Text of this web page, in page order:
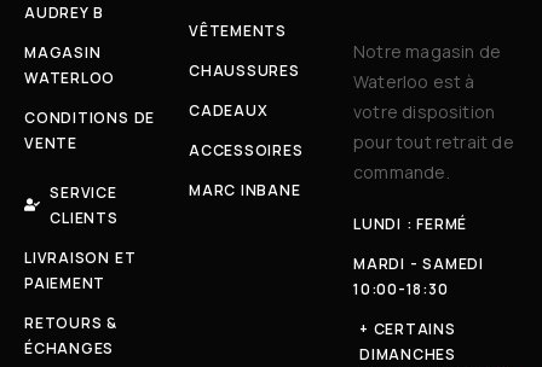
AUDREY B
MAGASIN
WATERLOO
CONDITIONS DE
VENTE
SERVICE
CLIENTS
LIVRAISON ET
PAIEMENT
RETOURS &
ÉCHANGES
VÊTEMENTS
CHAUSSURES
CADEAUX
ACCESSOIRES
MARC INBANE
Notre magasin de
Waterloo est à
votre disposition
pour tout retrait de
commande.
LUNDI : FERMÉ
MARDI - SAMEDI
10:00-18:30
+ CERTAINS
DIMANCHES